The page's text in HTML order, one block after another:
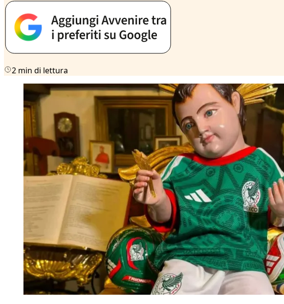
2 min di lettura